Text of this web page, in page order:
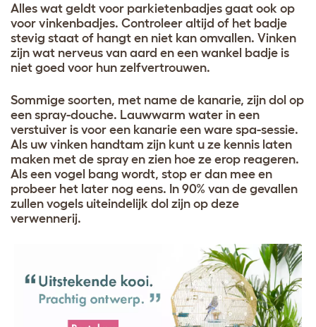
Alles wat geldt voor parkietenbadjes gaat ook op
voor vinkenbadjes. Controleer altijd of het badje
stevig staat of hangt en niet kan omvallen. Vinken
zijn wat nerveus van aard en een wankel badje is
niet goed voor hun zelfvertrouwen.
Sommige soorten, met name de kanarie, zijn dol op
een spray-douche. Lauwwarm water in een
verstuiver is voor een kanarie een ware spa-sessie.
Als uw vinken handtam zijn kunt u ze kennis laten
maken met de spray en zien hoe ze erop reageren.
Als een vogel bang wordt, stop er dan mee en
probeer het later nog eens. In 90% van de gevallen
zullen vogels uiteindelijk dol zijn op deze
verwennerij.